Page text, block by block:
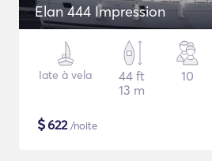
Elan 444 Impression
Iate à vela
44 ft
13 m
10
$622/noite